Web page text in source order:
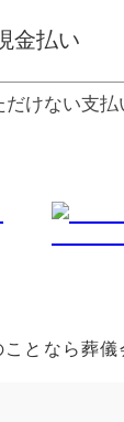
金払い
けない⽀
となら葬儀